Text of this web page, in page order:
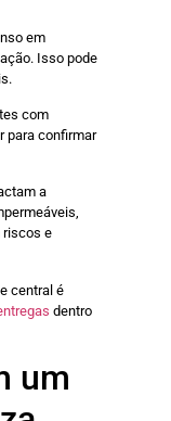
em
Isso pode
com
para confirmar
a
riscos e
e central é
dentro
um